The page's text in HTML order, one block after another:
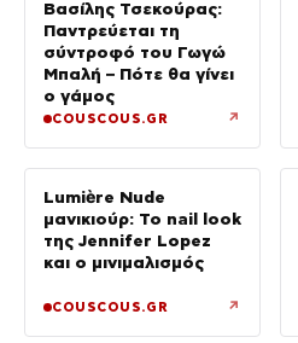
Βασίλης Τσεκούρας:
Παντρεύεται τη
σύντροφό του Γωγώ
Μπαλή – Πότε θα γίνει
ο γάμος
COUSCOUS.GR ↗
Lumière Nude
μανικιούρ: Το nail look
της Jennifer Lopez
και ο μινιμαλισμός
COUSCOUS.GR ↗